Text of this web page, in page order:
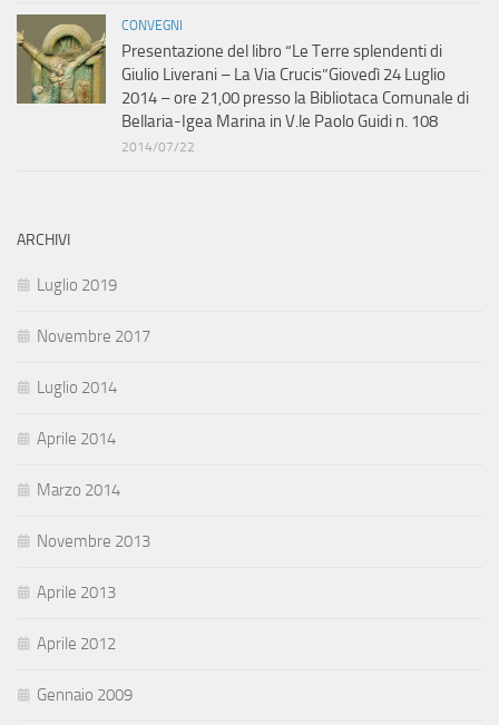
CONVEGNI
Presentazione del libro “Le Terre splendenti di
Giulio Liverani – La Via Crucis”Giovedì 24 Luglio
2014 – ore 21,00 presso la Bibliotaca Comunale di
Bellaria-Igea Marina in V.le Paolo Guidi n. 108
2014/07/22
ARCHIVI
Luglio 2019
Novembre 2017
Luglio 2014
Aprile 2014
Marzo 2014
Novembre 2013
Aprile 2013
Aprile 2012
Gennaio 2009